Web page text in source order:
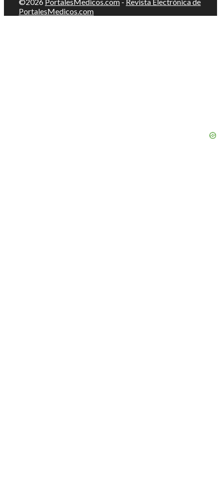
PortalesMedicos.com